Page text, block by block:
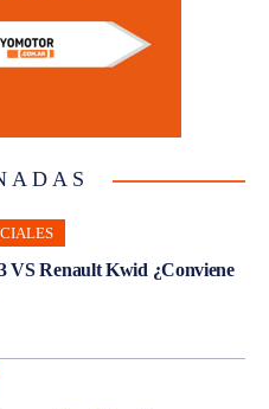
VS Renault Kwid ¿Conviene